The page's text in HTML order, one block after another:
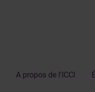
A propos de l'ICCI